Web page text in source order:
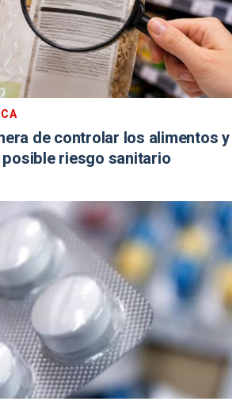
de controlar los alimentos y
riesgo sanitario